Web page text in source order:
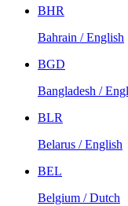
BHR
Bahrain / English
BGD
Bangladesh /
BLR
Belarus / English
BEL
Belgium / Dutch